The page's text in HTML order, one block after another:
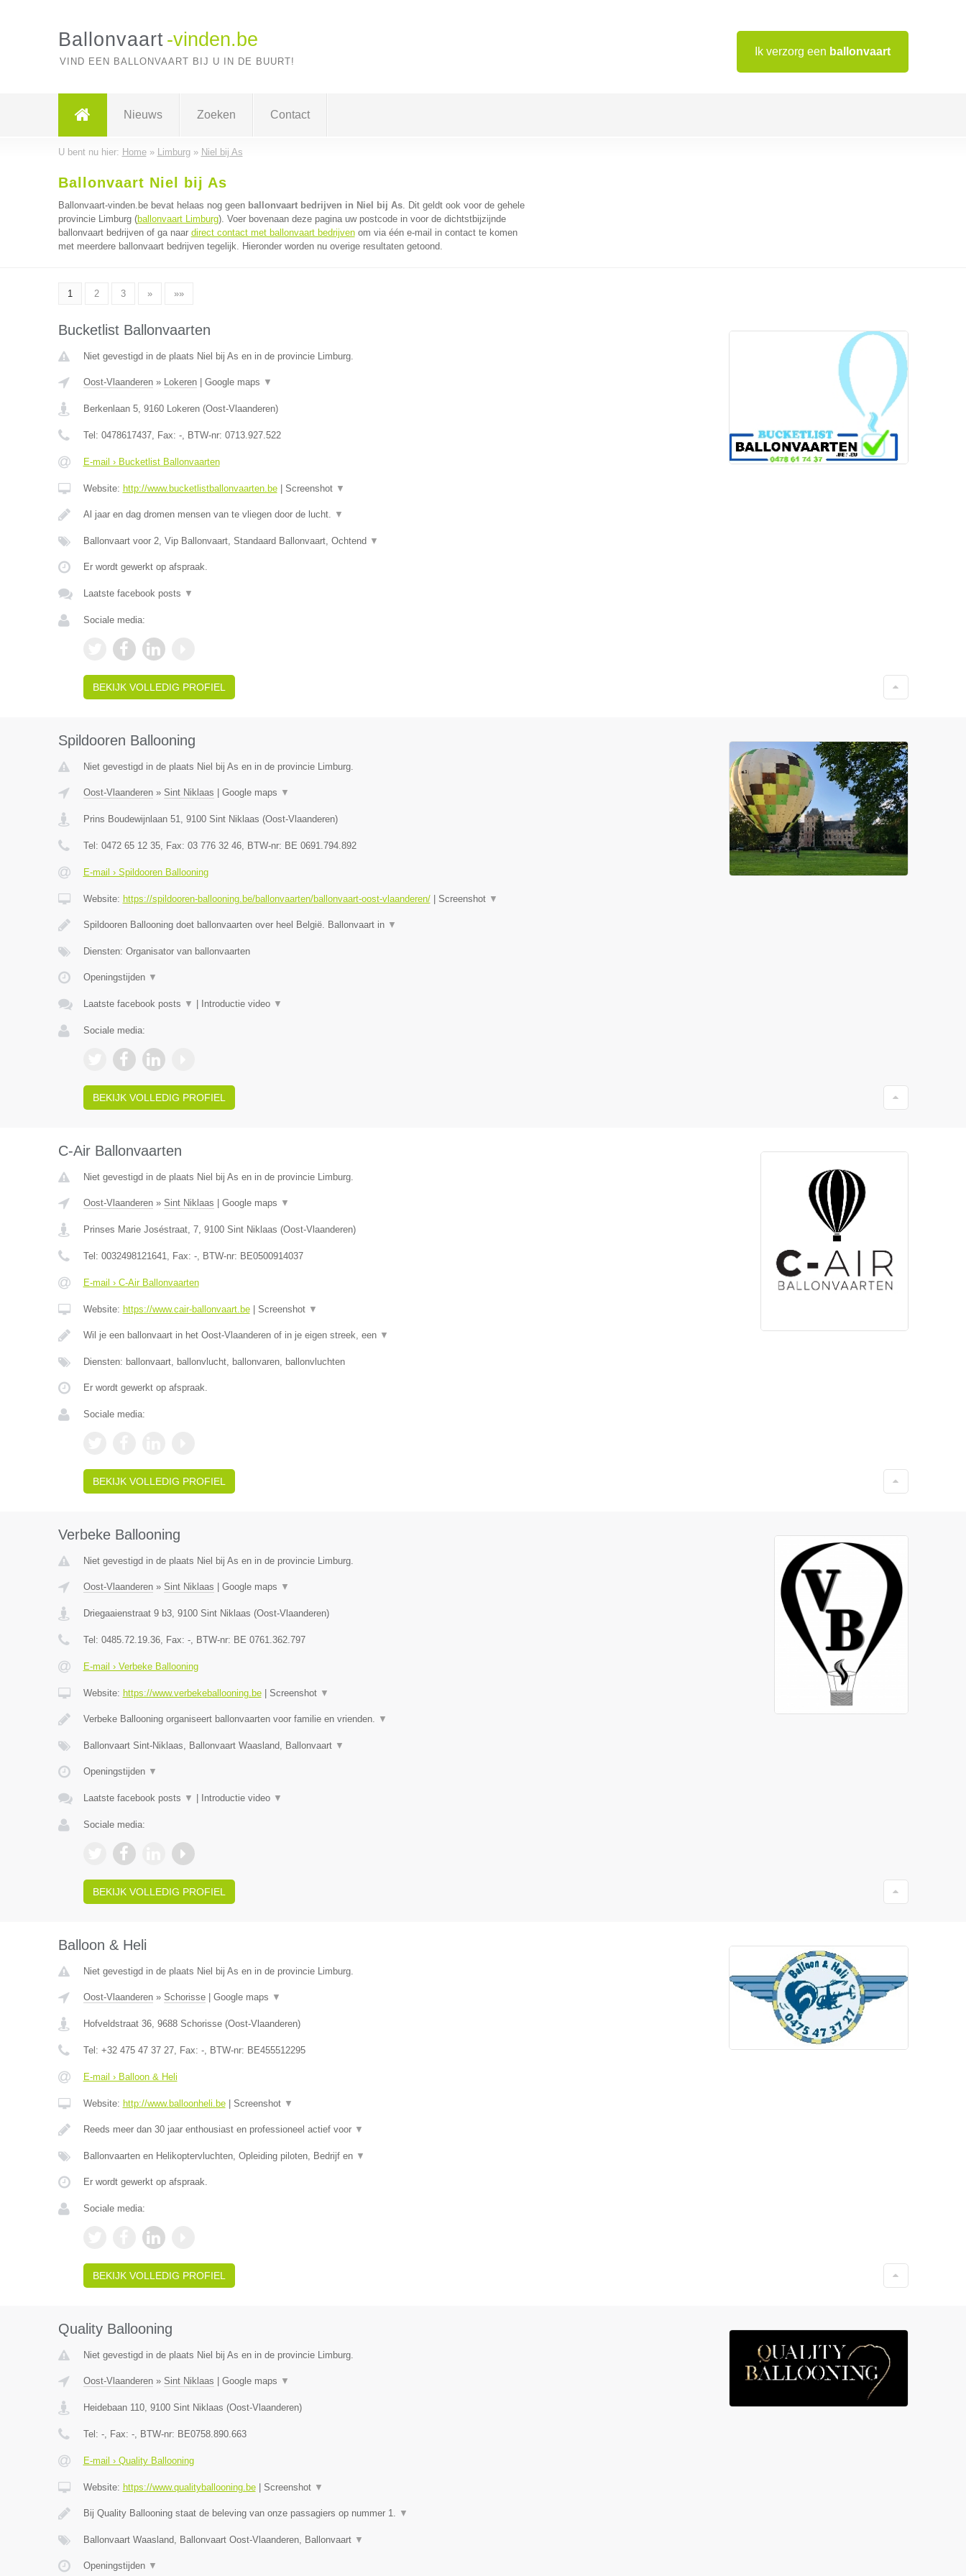
Ik verzorg een ballonvaart
Ballonvaart -vinden.be
VIND EEN BALLONVAART BIJ U IN DE BUURT!
Nieuws Zoeken Contact
U bent nu hier: Home» Limburg» Niel bij As
Ballonvaart Niel bij As
Ballonvaart-vinden.be bevat helaas nog geen ballonvaart bedrijven in Niel bij As. Dit geldt ook voor de gehele
provincie Limburg (ballonvaart Limburg). Voer bovenaan deze pagina uw postcode in voor de dichtstbijzijnde
ballonvaart bedrijven of ga naar direct contact met ballonvaart bedrijvenom via één e-mail in contact te komen
met meerdere ballonvaart bedrijven tegelijk. Hieronder worden nu overige resultaten getoond.
1 2 3 » »»
Bucketlist Ballonvaarten
Niet gevestigd in de plaats Niel bij As en in de provincie Limburg.
Oost-Vlaanderen» Lokeren| Google maps ▼
Berkenlaan 5, 9160 Lokeren(Oost-Vlaanderen)
Tel: 0478617437, Fax: -, BTW-nr: 0713.927.522
E-mail › Bucketlist Ballonvaarten
Website: http://www.bucketlistballonvaarten.be| Screenshot ▼
Al jaar en dag dromen mensen van te vliegen door de lucht. ▼
Ballonvaart voor 2, Vip Ballonvaart, Standaard Ballonvaart, Ochtend ▼
Er wordt gewerkt op afspraak.
Laatste facebook posts ▼
Sociale media:
BEKIJK VOLLEDIG PROFIEL
Spildooren Ballooning
Niet gevestigd in de plaats Niel bij As en in de provincie Limburg.
Oost-Vlaanderen» Sint Niklaas Google maps ▼
Prins Boudewijnlaan 51, 9100 Sint Niklaas (Oost-Vlaanderen)
Tel: 0472 65 12 35, Fax: 03 776 32 46, BTW-nr: BE 0691.794.892
E-mail › Spildooren Ballooning
Website: https://spildooren-ballooning.be/ballonvaarten/ballonvaart-oost-vlaanderen/| Screenshot ▼
Spildooren Ballooning doet ballonvaarten over heel België. Ballonvaart in ▼
Diensten: Organisator van ballonvaarten
Openingstijden ▼
Laatste facebook posts ▼ Introductie video ▼
Sociale media:
BEKIJK VOLLEDIG PROFIEL
C-Air Ballonvaarten
Niet gevestigd in de plaats Niel bij As en in de provincie Limburg.
Oost-Vlaanderen» Sint Niklaas Google maps ▼
Prinses Marie Joséstraat, 7, 9100 Sint Niklaas (Oost-Vlaanderen)
Tel: 0032498121641, Fax: -, BTW-nr: BE0500914037
E-mail › C-Air Ballonvaarten
Website: https://www.cair-ballonvaart.be| Screenshot ▼
Wil je een ballonvaart in het Oost-Vlaanderen of in je eigen streek, een ▼
Diensten: ballonvaart, ballonvlucht, ballonvaren, ballonvluchten
Er wordt gewerkt op afspraak.
Sociale media:
BEKIJK VOLLEDIG PROFIEL
Verbeke Ballooning
Niet gevestigd in de plaats Niel bij As en in de provincie Limburg.
Oost-Vlaanderen» Sint Niklaas Google maps ▼
Driegaaienstraat 9 b3, 9100 Sint Niklaas (Oost-Vlaanderen)
Tel: 0485.72.19.36, Fax: -, BTW-nr: BE 0761.362.797
E-mail › Verbeke Ballooning
Website: https://www.verbekeballooning.be| Screenshot ▼
Verbeke Ballooning organiseert ballonvaarten voor familie en vrienden. ▼
Ballonvaart Sint-Niklaas, Ballonvaart Waasland, Ballonvaart ▼
Openingstijden ▼
Laatste facebook posts ▼ Introductie video ▼
Sociale media:
BEKIJK VOLLEDIG PROFIEL
Balloon & Heli
Niet gevestigd in de plaats Niel bij As en in de provincie Limburg.
Oost-Vlaanderen» Schorisse| Google maps ▼
Hofveldstraat 36, 9688 Schorisse(Oost-Vlaanderen)
Tel: +32 475 47 37 27, Fax: -, BTW-nr: BE455512295
E-mail › Balloon & Heli
Website: http://www.balloonheli.be| Screenshot ▼
Reeds meer dan 30 jaar enthousiast en professioneel actief voor ▼
Ballonvaarten en Helikoptervluchten, Opleiding piloten, Bedrijf en ▼
Er wordt gewerkt op afspraak.
Sociale media:
BEKIJK VOLLEDIG PROFIEL
Quality Ballooning
Niet gevestigd in de plaats Niel bij As en in de provincie Limburg.
Oost-Vlaanderen» Sint Niklaas Google maps ▼
Heidebaan 110, 9100 Sint Niklaas (Oost-Vlaanderen)
Tel: -, Fax: -, BTW-nr: BE0758.890.663
E-mail › Quality Ballooning
Website: https://www.qualityballooning.be| Screenshot ▼
Bij Quality Ballooning staat de beleving van onze passagiers op nummer 1. ▼
Ballonvaart Waasland, Ballonvaart Oost-Vlaanderen, Ballonvaart ▼
Openingstijden ▼